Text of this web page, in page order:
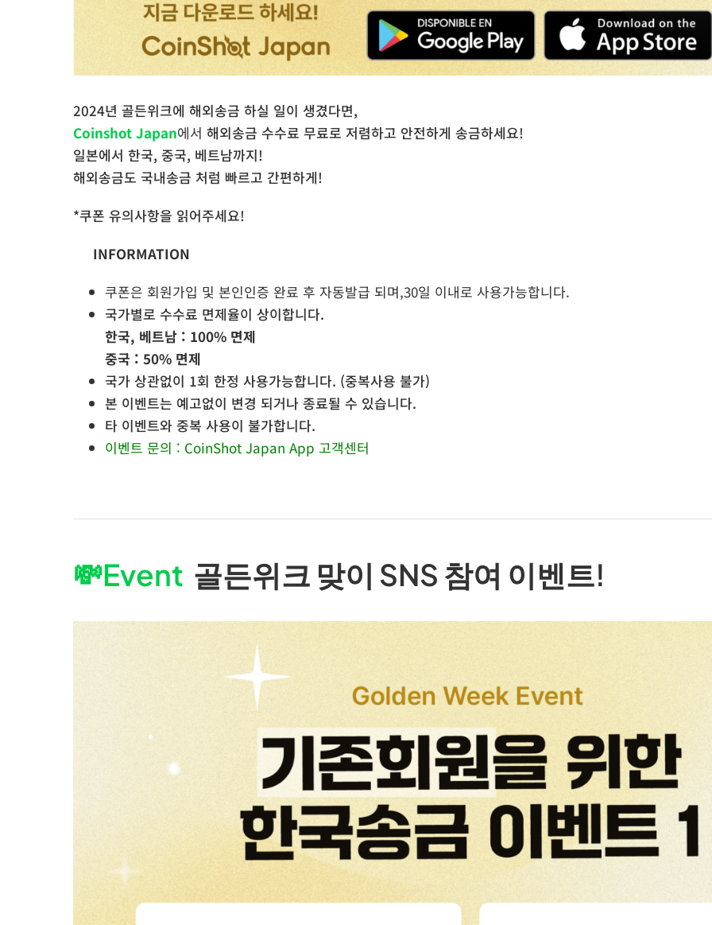
2024년 골든위크에 해외송금 하실 일이 생겼다면,
Coinshot Japan에서 해외송금 수수료 무료로 저렴하고 안전하게 송금하세요!
일본에서 한국, 중국, 베트남까지!
해외송금도 국내송금 처럼 빠르고 간편하게!
*쿠폰 유의사항을 읽어주세요!
INFORMATION
쿠폰은 회원가입 및 본인인증 완료 후 자동발급 되며,30일 이내로 사용가능합니다.
국가별로 수수료 면제율이 상이합니다.
한국, 베트남 : 100% 면제
중국 : 50% 면제
국가 상관없이 1회 한정 사용가능합니다. (중복사용 불가)
본 이벤트는 예고없이 변경 되거나 종료될 수 있습니다.
타 이벤트와 중복 사용이 불가합니다.
이벤트 문의 : CoinShot Japan App 고객센터
💸Event 골든위크 맞이 SNS 참여 이벤트!